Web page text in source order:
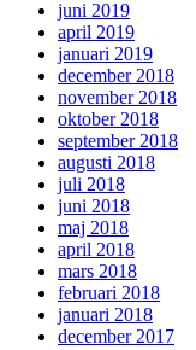
juni 2019
april 2019
januari 2019
december 2018
november 2018
oktober 2018
september 2018
augusti 2018
juli 2018
juni 2018
maj 2018
april 2018
mars 2018
februari 2018
januari 2018
december 2017